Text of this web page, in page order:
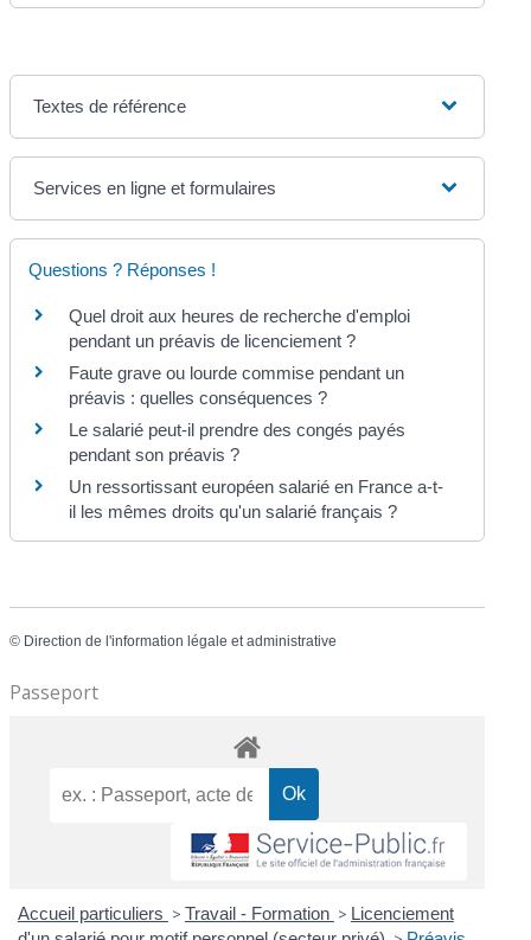
Textes de référence
Services en ligne et formulaires
Questions ? Réponses !
Quel droit aux heures de recherche d'emploi
pendant un préavis de licenciement ?
Faute grave ou lourde commise pendant un
préavis : quelles conséquences ?
Le salarié peut-il prendre des congés payés
pendant son préavis ?
Un ressortissant européen salarié en France a-t-
il les mêmes droits qu'un salarié français ?
© Direction de l'information légale et administrative
Passeport
Accueil particuliers > Travail - Formation > Licenciement